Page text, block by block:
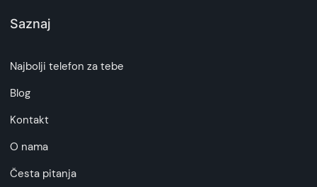
Saznaj
Najbolji telefon za tebe
Blog
Kontakt
O nama
Česta pitanja